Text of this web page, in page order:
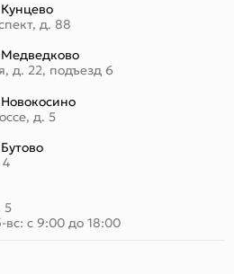
д. 88
д. 22, подъезд 6
д. 5
4
5
вс: с 9:00 до 18:00